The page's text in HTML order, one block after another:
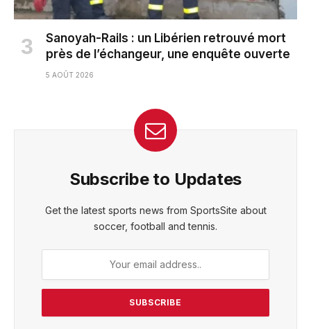
Sanoyah-Rails : un Libérien retrouvé mort
près de l’échangeur, une enquête ouverte
5 AOÛT 2026
Subscribe to Updates
Get the latest sports news from SportsSite about
soccer, football and tennis.